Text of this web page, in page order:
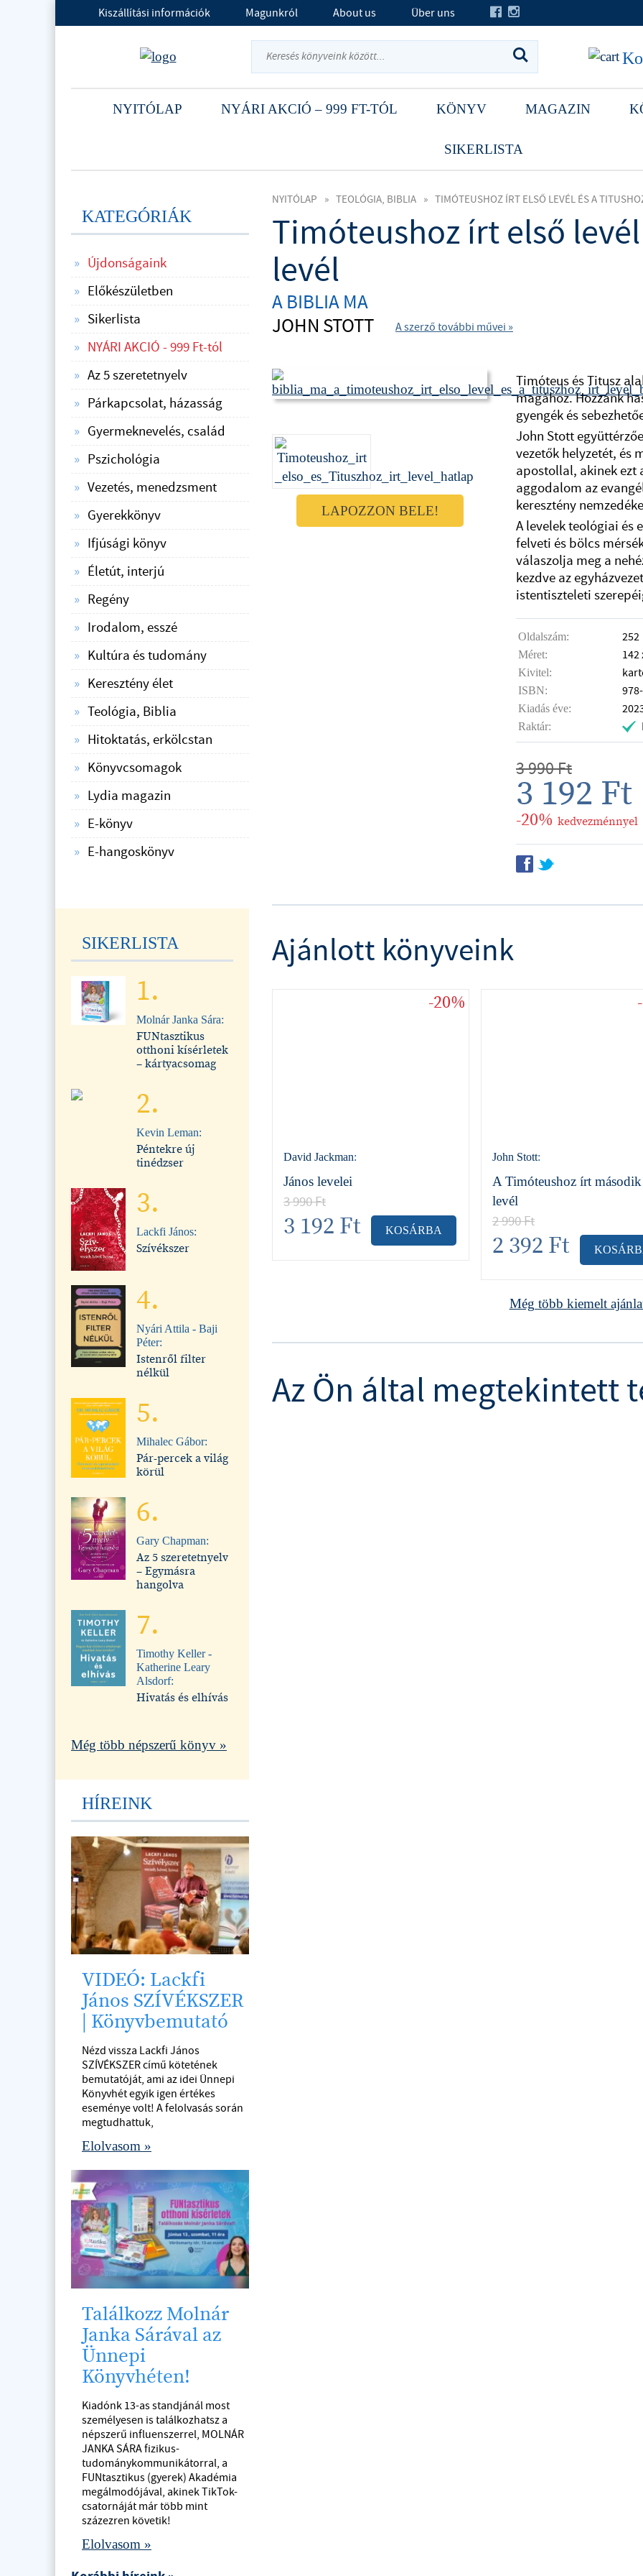
Kiszállítási információk Magunkról About us Über uns
NYITÓLAP NYÁRI AKCIÓ – 999 FT-TÓL KÖNYV MAGAZIN
SIKERLISTA
NYITÓLAP » TEOLÓGIA, BIBLIA » TIMÓTEUSHOZ ÍRT ELSŐ LEVÉL ÉS A
Timóteushoz írt első
levél
A BIBLIA MA
JOHN STOTT
A szerző további művei »
LAPOZZON BELE!
Timóteus és Titusz
magához. Hozzánk
gyengék és
John Stott
vezetők helyzetét, és
apostollal, akinek ezt
aggodalom az
keresztény
A levelek teológiai és
felveti és bölcs
válaszolja meg a
kezdve az
istentiszteleti
Oldalszám: 252
Méret: 142
Kivitel:
ISBN:
Kiadás éve:
Raktár: .
3 990Ft
3 192 Ft
-20% kedvezménnyel
f t
Ajánlott könyveink
-20%
David Jackman:
János levelei
3 990Ft
3 192 Ft KOSÁRBA
John Stott:
A Timóteushoz írt második
levél
2 990Ft
2 392 Ft
Még több kiemelt
Az Ön által megtekintett
KATEGÓRIÁK
Újdonságaink
Előkészületben
Sikerlista
NYÁRI AKCIÓ - 999 Ft-tól
Az 5 szeretetnyelv
Párkapcsolat, házasság
Gyermeknevelés, család
Pszichológia
Vezetés, menedzsment
Gyerekkönyv
Ifjúsági könyv
Életút, interjú
Regény
Irodalom, esszé
Kultúra és tudomány
Keresztény élet
Teológia, Biblia
Hitoktatás, erkölcstan
Könyvcsomagok
Lydia magazin
E-könyv
E-hangoskönyv
SIKERLISTA
1.
Molnár Janka Sára:
FUNtasztikus
otthoni kísérletek
– kártyacsomag
2.
Kevin Leman:
Péntekre új
tinédzser
3.
Lackfi János:
Szívékszer
4.
Nyári Attila - Baji
Péter:
Istenről filter
nélkül
5.
Mihalec Gábor:
Pár-percek a világ
körül
6.
Gary Chapman:
Az 5 szeretetnyelv
– Egymásra
hangolva
7.
Timothy Keller -
Katherine Leary
Alsdorf:
Hivatás és elhívás
Még több népszerű könyv »
HÍREINK
VIDEÓ: Lackfi
János SZÍVÉKSZER
| Könyvbemutató
Nézd vissza Lackfi János
SZÍVÉKSZER című kötetének
bemutatóját, ami az idei Ünnepi
Könyvhét egyik igen értékes
eseménye volt! A felolvasás során
megtudhattuk,
Elolvasom »
Találkozz Molnár
Janka Sárával az
Ünnepi
Könyvhéten!
Kiadónk 13-as standjánál most
személyesen is találkozhatsz a
népszerű influenszerrel, MOLNÁR
JANKA SÁRA fizikus-
tudománykommunikátorral, a
FUNtasztikus (gyerek) Akadémia
megálmodójával, akinek TikTok-
csatornáját már több mint
százezren követik!
Elolvasom »